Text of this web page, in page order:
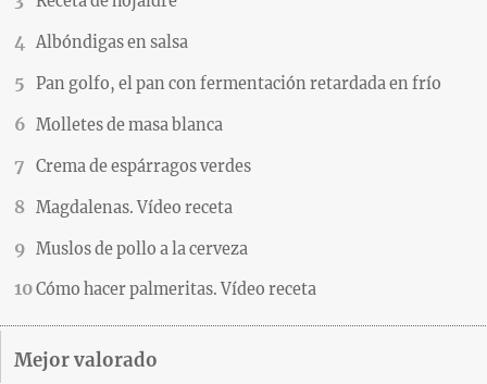
Albóndigas en salsa
Pan golfo, el pan con fermentación retardada en frío
Molletes de masa blanca
Crema de espárragos verdes
Magdalenas. Vídeo receta
Muslos de pollo a la cerveza
Cómo hacer palmeritas. Vídeo receta
Mejor valorado